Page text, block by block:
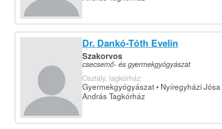
Dr. Dankó-Tóth Evelin
Szakorvos
csecsemő- és gyermekgyógyászat
Osztály, tagkórház:
Gyermekgyógyászat • Nyíregyházi Jósa
András Tagkórház